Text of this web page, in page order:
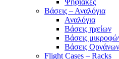
Ψηφιακές
Βάσεις – Αναλόγια
Αναλόγια
Βάσεις ηχείων
Βάσεις
Βάσεις Οργάνων
Flight Cases – Racks